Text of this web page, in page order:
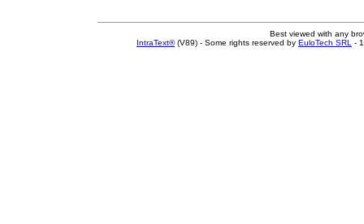
Best viewed with any
IntraText®(V89) - Some rights reserved by EuloTech SRL -